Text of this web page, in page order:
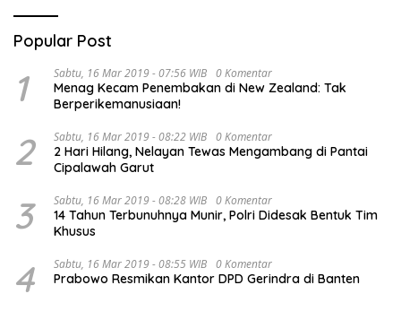
Popular Post
1 Sabtu, 16 Mar 2019 - 07:56 WIB 0 Komentar
Menag Kecam Penembakan di New Zealand: Tak
Berperikemanusiaan!
2 Sabtu, 16 Mar 2019 - 08:22 WIB 0 Komentar
2 Hari Hilang, Nelayan Tewas Mengambang di Pantai
Cipalawah Garut
3 Sabtu, 16 Mar 2019 - 08:28 WIB 0 Komentar
14 Tahun Terbunuhnya Munir, Polri Didesak Bentuk Tim
Khusus
4 Sabtu, 16 Mar 2019 - 08:55 WIB 0 Komentar
Prabowo Resmikan Kantor DPD Gerindra di Banten